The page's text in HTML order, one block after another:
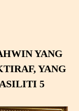
YANG
YANG
5